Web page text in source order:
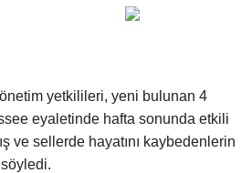
yetkilileri, yeni bulunan 4
eyaletinde hafta sonunda etkili
ve sellerde hayatını kaybedenlerin
söyledi.